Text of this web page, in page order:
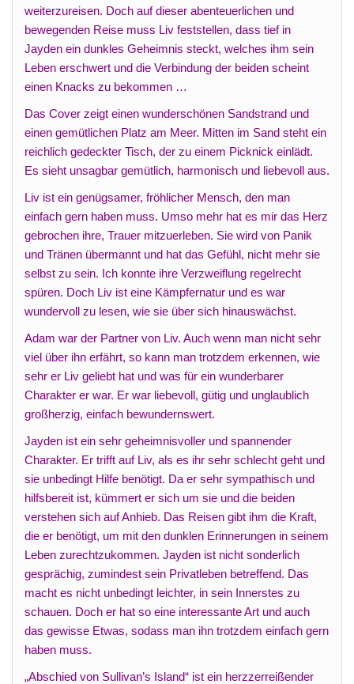
weiterzureisen. Doch auf dieser abenteuerlichen und
bewegenden Reise muss Liv feststellen, dass tief in
Jayden ein dunkles Geheimnis steckt, welches ihm sein
Leben erschwert und die Verbindung der beiden scheint
einen Knacks zu bekommen …
Das Cover zeigt einen wunderschönen Sandstrand und
einen gemütlichen Platz am Meer. Mitten im Sand steht ein
reichlich gedeckter Tisch, der zu einem Picknick einlädt.
Es sieht unsagbar gemütlich, harmonisch und liebevoll aus.
Liv ist ein genügsamer, fröhlicher Mensch, den man
einfach gern haben muss. Umso mehr hat es mir das Herz
gebrochen ihre, Trauer mitzuerleben. Sie wird von Panik
und Tränen übermannt und hat das Gefühl, nicht mehr sie
selbst zu sein. Ich konnte ihre Verzweiflung regelrecht
spüren. Doch Liv ist eine Kämpfernatur und es war
wundervoll zu lesen, wie sie über sich hinauswächst.
Adam war der Partner von Liv. Auch wenn man nicht sehr
viel über ihn erfährt, so kann man trotzdem erkennen, wie
sehr er Liv geliebt hat und was für ein wunderbarer
Charakter er war. Er war liebevoll, gütig und unglaublich
großherzig, einfach bewundernswert.
Jayden ist ein sehr geheimnisvoller und spannender
Charakter. Er trifft auf Liv, als es ihr sehr schlecht geht und
sie unbedingt Hilfe benötigt. Da er sehr sympathisch und
hilfsbereit ist, kümmert er sich um sie und die beiden
verstehen sich auf Anhieb. Das Reisen gibt ihm die Kraft,
die er benötigt, um mit den dunklen Erinnerungen in seinem
Leben zurechtzukommen. Jayden ist nicht sonderlich
gesprächig, zumindest sein Privatleben betreffend. Das
macht es nicht unbedingt leichter, in sein Innerstes zu
schauen. Doch er hat so eine interessante Art und auch
das gewisse Etwas, sodass man ihn trotzdem einfach gern
haben muss.
„Abschied von Sullivan’s Island“ ist ein herzzerreißender